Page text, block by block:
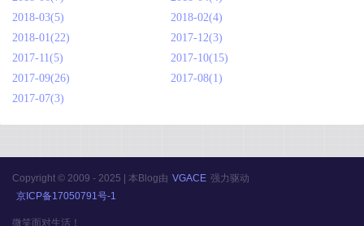
2018-03(5)
2018-02(4)
2018-01(22)
2017-12(3)
2017-11(5)
2017-10(15)
2017-09(26)
2017-08(1)
2017-07(3)
Copyright © 2009 - 2025 | 本Blog由 VGACE 强力驱动
京ICP备17050791号-1
微笑面对生活！